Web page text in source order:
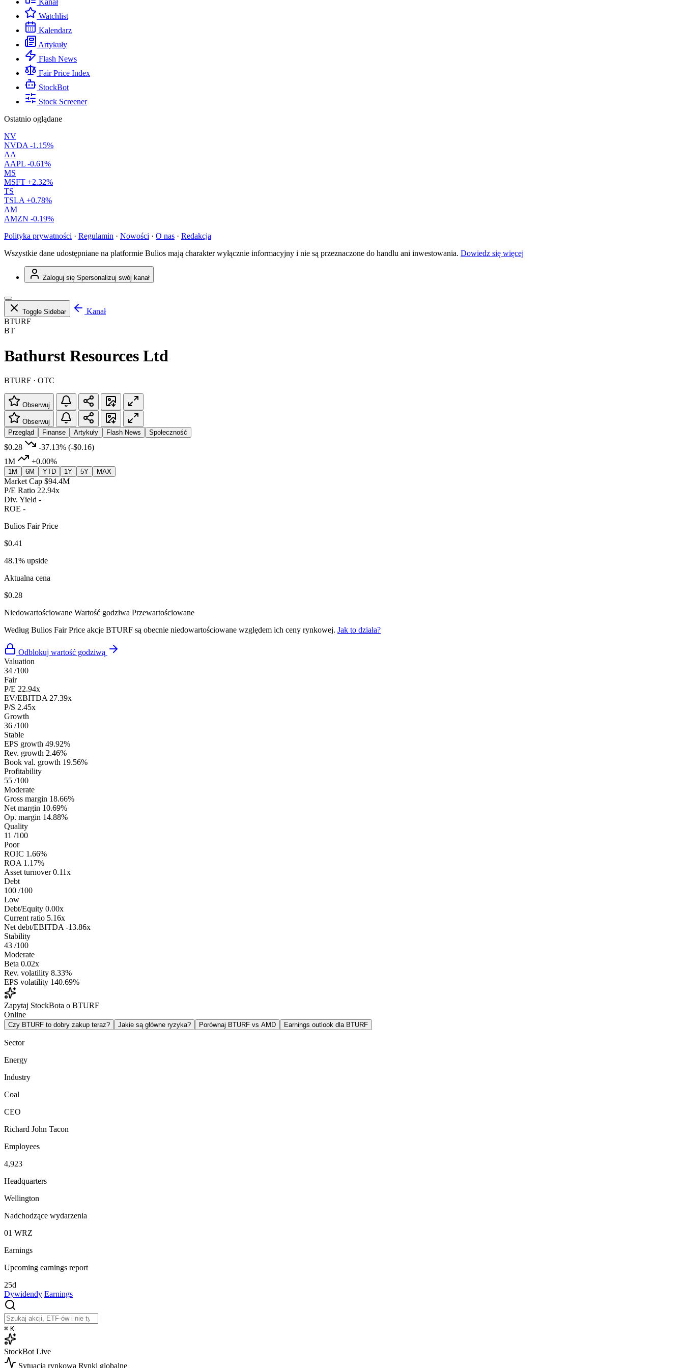
Kanał
Watchlist
Kalendarz
Artykuły
Flash News
Fair Price Index
StockBot
Stock Screener
Ostatnio oglądane
NV
NVDA -1.15%
AA
AAPL -0.61%
MS
MSFT +2.32%
TS
TSLA +0.78%
AM
AMZN -0.19%
Polityka prywatności · Regulamin · Nowości · O nas · Redakcja
Wszystkie dane udostępniane na platformie Bulios mają charakter wyłącznie informacyjny i nie są przeznaczone do handlu ani inwestowania. Dowiedz się więcej
Zaloguj się Spersonalizuj swój kanał
Toggle Sidebar
Kanał
BTURF
BT
Bathurst Resources Ltd
BTURF · OTC
Obserwuj
Obserwuj
Przegląd
Finanse Artykuły Flash News Społeczność
$0.28 -37.13% (-$0.16)
1M
+0.00%
1M 6M YTD 1Y 5Y MAX
Market Cap $94.4M
P/E Ratio 22.94x
Div. Yield -
ROE -
Bulios Fair Price
$0.41
48.1% upside
Aktualna cena
$0.28
Niedowartościowane Wartość godziwa Przewartościowane
Według Bulios Fair Price akcje BTURF są obecnie niedowartościowane względem ich ceny rynkowej. Jak to działa?
Odblokuj wartość godziwą
Valuation
34 /100
Fair
P/E 22.94x
EV/EBITDA 27.39x
P/S 2.45x
Growth
36 /100
Stable
EPS growth 49.92%
Rev. growth 2.46%
Book val. growth 19.56%
Profitability
55 /100
Moderate
Gross margin 18.66%
Net margin 10.69%
Op. margin 14.88%
Quality
11 /100
Poor
ROIC 1.66%
ROA 1.17%
Asset turnover 0.11x
Debt
100 /100
Low
Debt/Equity 0.00x
Current ratio 5.16x
Net debt/EBITDA -13.86x
Stability
43 /100
Moderate
Beta 0.02x
Rev. volatility 8.33%
EPS volatility 140.69%
Zapytaj StockBota o BTURF
Online
Czy BTURF to dobry zakup teraz? Jakie są główne ryzyka? Porównaj BTURF vs AMD Earnings outlook dla BTURF
Sector
Energy
Industry
Coal
CEO
Richard John Tacon
Employees
4,923
Headquarters
Wellington
Nadchodzące wydarzenia
01 WRZ
Earnings
Upcoming earnings report
25d
Dywidendy Earnings
⌘ K
StockBot Live
Sytuacja rynkowa Rynki globalne